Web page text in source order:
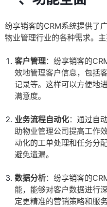
纷享销客的CRM系统提供了
物业管理行业的各种需求。主
客户管理：纷享销客的
效地管理客户信息，包括
记录等。这样可以方便地
满意度。
业务流程自动化：通过自
助物业管理公司提高工作
动化的工单处理和任务分
避免遗漏。
数据分析：纷享销客的
能，能够对客户数据进行
定更精准的营销策略和服务